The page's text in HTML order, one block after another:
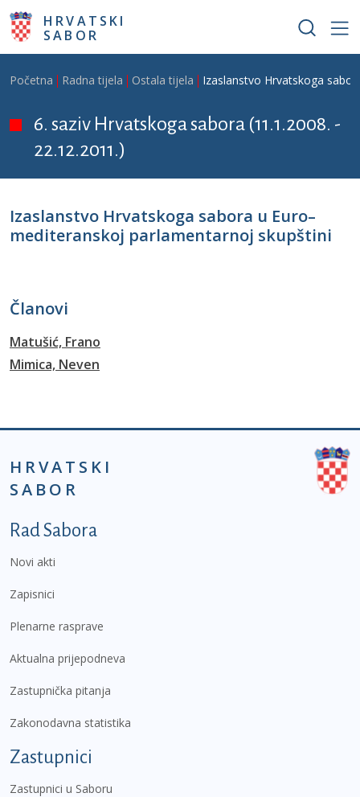
Skoči na glavni sadržaj
HRVATSKI
SABOR
Breadcrumb
Početna Radna tijela Ostala tijela Izaslanstvo Hrvatskoga
6. saziv Hrvatskoga sabora (11.1.2008. -
22.12.2011.)
Izaslanstvo Hrvatskoga sabora u Euro–
mediteranskoj parlamentarnoj skupštini
Članovi
Matušić, Frano
Mimica, Neven
HRVATSKI
SABOR
Podnožje prvi izbornik
Rad Sabora
Novi akti
Zapisnici
Plenarne rasprave
Aktualna prijepodneva
Zastupnička pitanja
Zakonodavna statistika
Zastupnici
Zastupnici u Saboru